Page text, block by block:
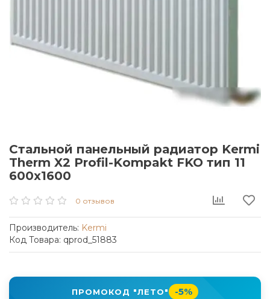
Стальной панельный радиатор Kermi
Therm X2 Profil-Kompakt FKO тип 11
600x1600
0 отзывов
Производитель: Kermi
Код Товара: qprod_51883
ПРОМОКОД "ЛЕТО" -5%